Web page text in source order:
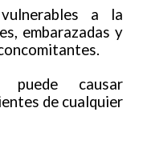
a la
embarazadas y
causar
de cualquier